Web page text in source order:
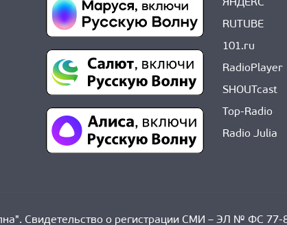
ЯНДЕКС
RUTUBE
101.ru
RadioPlayer
SHOUTcast
Top-Radio
Radio Julia
Свидетельство о регистрации СМИ – ЭЛ № ФС